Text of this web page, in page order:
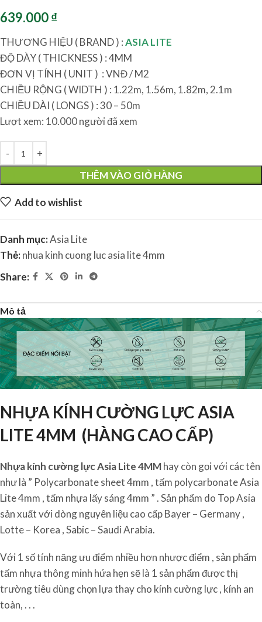
639.000₫
THƯƠNG HIỆU ( BRAND ) :ASIA LITE
ĐỘ DÀY ( THICKNESS ) : 4MM
ĐƠN VỊ TÍNH ( UNIT ) : VNĐ / M2
CHIỀU RỘNG ( WIDTH ) : 1.22m, 1.56m, 1.82m, 2.1m
CHIỀU DÀI ( LONGS ) : 30 – 50m
Lượt xem: 10.000 người đã xem
THÊM VÀO GIỎ HÀNG
Add to wishlist
Danh mục:Asia Lite
Thẻ:nhua kinh cuong luc asia lite 4mm
Share:
Mô tả
NHỰA KÍNH CƯỜNG LỰC ASIA
LITE 4MM (HÀNG CAO CẤP)
Nhựa kính cường lực Asia Lite 4MMhay còn gọi với các tên
như là ” Polycarbonate sheet 4mm , tấm polycarbonate Asia
Lite 4mm , tấm nhựa lấy sáng 4mm ” . Sản phẩm do Top Asia
sản xuất với dòng nguyên liệu cao cấp Bayer – Germany ,
Lotte – Korea , Sabic – Saudi Arabia.
Với 1 số tính năng ưu điểm nhiều hơn nhược điểm , sản phẩm
tấm nhựa thông minh hứa hẹn sẽ là 1 sản phẩm được thị
trường tiêu dùng chọn lựa thay cho kính cường lực , kính an
toàn, . . .